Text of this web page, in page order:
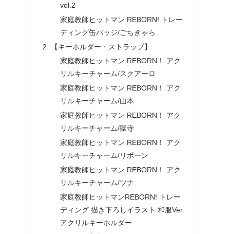
vol.2
家庭教師ヒットマン REBORN! トレー
ディング缶バッジ/ごちきゃら
【キーホルダー・ストラップ】
家庭教師ヒットマン REBORN！ アク
リルキーチャーム/スクアーロ
家庭教師ヒットマン REBORN！ アク
リルキーチャーム/山本
家庭教師ヒットマン REBORN！ アク
リルキーチャーム/獄寺
家庭教師ヒットマン REBORN！ アク
リルキーチャーム/リボーン
家庭教師ヒットマン REBORN！ アク
リルキーチャーム/ツナ
家庭教師ヒットマンREBORN! トレー
ディング 描き下ろしイラスト 和服Ver.
アクリルキーホルダー